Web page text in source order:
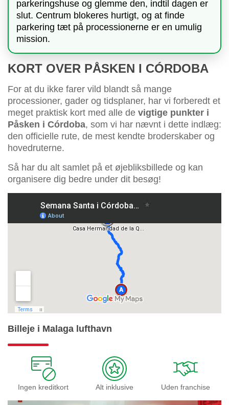
parkeringshuse og glemme den, indtil dagen er
slut. Centrum blokeres hurtigt, og at finde
parkering tæt på processionerne er en umulig
mission.
KORT OVER PÅSKEN I CÓRDOBA
For at du ikke farer vild blandt så mange
processioner, gader og tidsplaner, har vi forberedt et
meget praktisk kort med alle de vigtige punkter i
Påsken i Córdoba, som vi har nævnt i dette indlæg:
den officielle rute, de mest kendte broderskaber og
hovedruterne.
Så har du alt samlet på et øjebliksbillede og kan
organisere dig bedre under dit besøg!
Billeje i Malaga lufthavn
Ingen kreditkort Alt inklusive Uden franchise